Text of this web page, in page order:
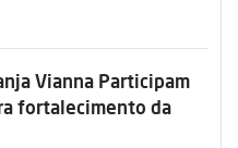
Vianna Participam
fortalecimento da